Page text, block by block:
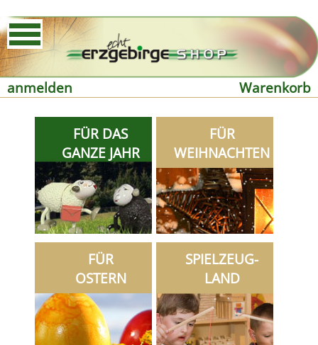
anmelden Warenkorb
FÜR DAS
GANZE JAHR
FÜR
WEIHNACHTEN
FÜR
OSTERN
SPIELZEUG-
LAND